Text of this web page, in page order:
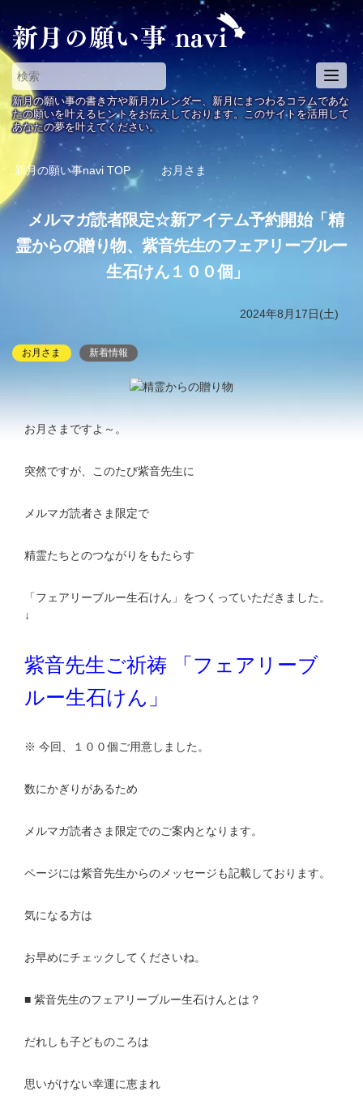
T
o
g
g
e
v
i
新月の願い事の書き方や新月カレンダー、新月にまつわるコラムであな
たの願いを叶えるヒントをお伝えしております。このサイトを活用して
あなたの夢を叶えてください。
新月の願い事navi TOP お月さま
メルマガ読者限定☆新アイテム予約開始「精
霊からの贈り物、紫音先生のフェアリーブルー
生石けん１００個」
2024年8月17日(土)
お月さま 新着情報
お月さまですよ～。
突然ですが、このたび紫音先生に
メルマガ読者さま限定で
精霊たちとのつながりをもたらす
「フェアリーブルー生石けん」をつくっていただきました。
↓
紫音先生ご祈祷 「フェアリーブ
ルー生石けん」
※ 今回、１００個ご用意しました。
数にかぎりがあるため
メルマガ読者さま限定でのご案内となります。
ページには紫音先生からのメッセージも記載しております。
気になる方は
お早めにチェックしてくださいね。
■ 紫音先生のフェアリーブルー生石けんとは？
だれしも子どものころは
思いがけない幸運に恵まれ